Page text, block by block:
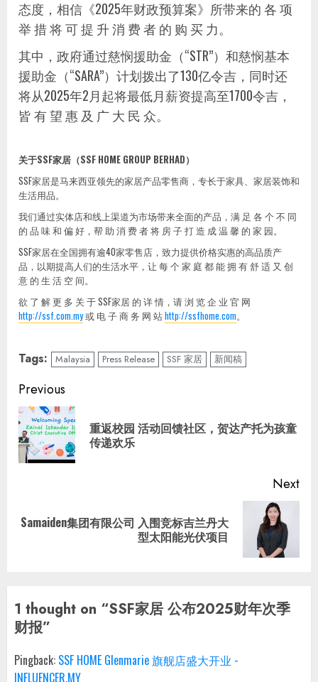
态度，相信《2025年财政预算案》所带来的 各 项
举 措 将 可 提 升 消 费 者 的 购 买 力。
其中，政府通过慈悯援助金（“STR”）和慈悯基本
援助金（“SARA”）计划拨出了130亿令吉，同时还
将从2025年2月起将最低月薪资提高至1700令吉，
皆 有 望 惠 及 广 大 民 众。
关于SSF家居（SSF HOME GROUP BERHAD）
SSF家居是马来西亚领先的家居产品零售商，专长于家具、家居装饰和
生活用品。
我们通过实体店和线上渠道为市场带来全面的产品，满 足 各 个 不 同
的 品 味 和 偏 好，帮 助 消 费 者 将 房 子 打 造 成 温 馨 的 家 园。
SSF家居在全国拥有逾40家零售店，致力提供价格实惠的高品质产
品，以期提高人们的生活水平，让 每 个 家 庭 都 能 拥 有 舒 适 又 创
意 的 生 活 空 间。
欲 了 解 更 多 关 于 SSF家居 的 详 情，请 浏 览 企 业 官 网
http://ssf.com.my或 电 子 商 务 网 站http://ssfhome.com。
Tags: Malaysia Press Release SSF 家居 新闻稿
Continue
Reading
Previous
重返校园 活动回馈社区，贺达产托为孩童
传递欢乐
Next
Next
Samaiden集团有限公司 入围竞标吉兰丹大
型太阳能光伏项目
1 thought on “SSF家居 公布2025财年次季
财报”
Pingback: SSF HOME Glenmarie 旗舰店盛大开业 -
INFLUENCER.MY